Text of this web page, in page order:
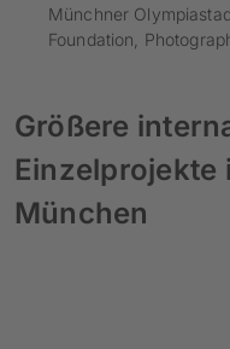
Münchner
Foundation,
Größere
Einzelprojekte
München